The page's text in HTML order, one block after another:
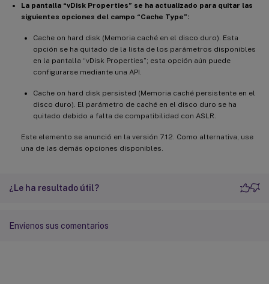
La pantalla “vDisk Properties” se ha actualizado para quitar las
siguientes opciones del campo “Cache Type”:
Cache on hard disk (Memoria caché en el disco duro). Esta
opción se ha quitado de la lista de los parámetros disponibles
en la pantalla “vDisk Properties”; esta opción aún puede
configurarse mediante una API.
Cache on hard disk persisted (Memoria caché persistente en el
disco duro). El parámetro de caché en el disco duro se ha
quitado debido a falta de compatibilidad con ASLR.
Este elemento se anunció en la versión 7.12. Como alternativa, use
una de las demás opciones disponibles.
¿Le ha resultado útil?
Envíenos sus comentarios